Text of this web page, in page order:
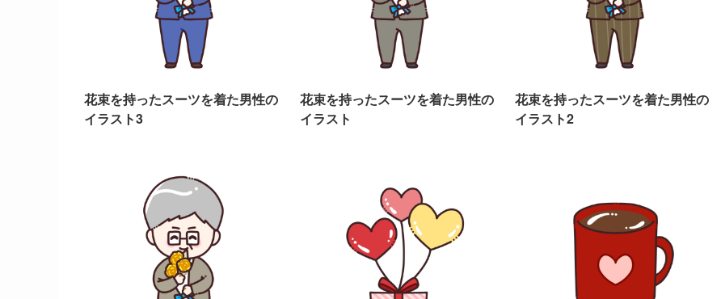
花束を持ったスーツを着た男性の
イラスト3
花束を持ったスーツを着た男性の
イラスト
花束を持ったスーツを着た男性の
イラスト2